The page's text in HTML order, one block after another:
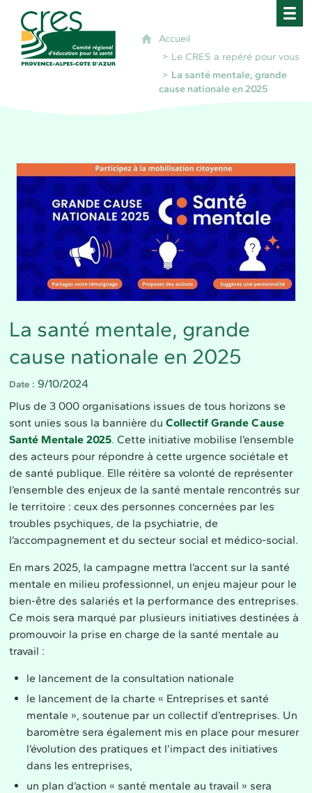
CRES Paca - Comité Régional d'Éducation
Accueil
Le CRES a repéré pour vous
La santé mentale, grande
cause nationale en 2025
La santé mentale, grande
cause nationale en 2025
Date
9/10/2024
Plus de 3 000 organisations issues de tous horizons se
sont unies sous la bannière duCollectif Grande Cause
Santé Mentale 2025. Cette initiative mobilise l’ensemble
des acteurs pour répondre à cette urgence sociétale et
de santé publique. Elle réitère sa volonté de représenter
l’ensemble des enjeux de la santé mentale rencontrés sur
le territoire : ceux des personnes concernées par les
troubles psychiques, de la psychiatrie, de
l’accompagnement et du secteur social et médico-social.
En mars 2025, la campagne mettra l’accent sur la santé
mentale en milieu professionnel, un enjeu majeur pour le
bien-être des salariés et la performance des entreprises.
Ce mois sera marqué par plusieurs initiatives destinées à
promouvoir la prise en charge de la santé mentale au
travail :
le lancement de la consultation nationale
le lancement de la charte « Entreprises et santé
mentale », soutenue par un collectif d’entreprises. Un
baromètre sera également mis en place pour mesurer
l’évolution des pratiques et l’impact des initiatives
dans les entreprises,
un plan d’action « santé mentale au travail » sera